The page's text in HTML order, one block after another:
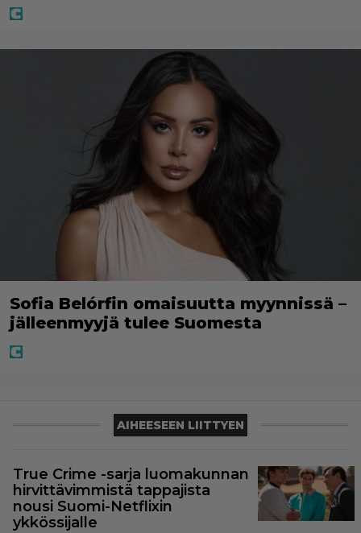
Sofia Belórfin omaisuutta myynnissä –
jälleenmyyjä tulee Suomesta
AIHEESEEN LIITTYEN
True Crime -sarja luomakunnan
hirvittävimmistä tappajista
nousi Suomi-Netflixin
ykkössijalle